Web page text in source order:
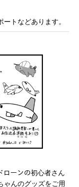
トなどあります。
ーンの初心者さん
ゃんのグッズをご用